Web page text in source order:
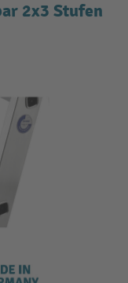
2x3 Stufen